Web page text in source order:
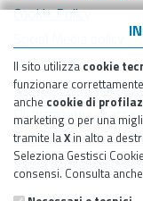
Il sito utilizza cookie
funzionare
anche cookie di
marketing o per una
tramite laX in alto a
Seleziona Gestisci
consensi. Consulta
Cookie Policy
Note legali
Notifica atti giudiziari
Dichiarazione di
Segnalazione
Piano di